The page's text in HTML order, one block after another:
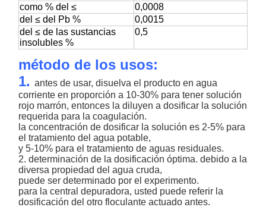
como % del ≤
0,0008
del ≤ del Pb %
0,0015
del ≤ de las sustancias
insolubles %
0,5
método de los usos:
1. antes de usar, disuelva el producto en agua
corriente en proporción a 10-30% para tener solución
rojo marrón, entonces la diluyen a dosificar la solución
requerida para la coagulación.
la concentración de dosificar la solución es 2-5% para
el tratamiento del agua potable,
y 5-10% para el tratamiento de aguas residuales.
2. determinación de la dosificación óptima. debido a la
diversa propiedad del agua cruda,
puede ser determinado por el experimento.
para la central depuradora, usted puede referir la
dosificación del otro floculante actuado antes.